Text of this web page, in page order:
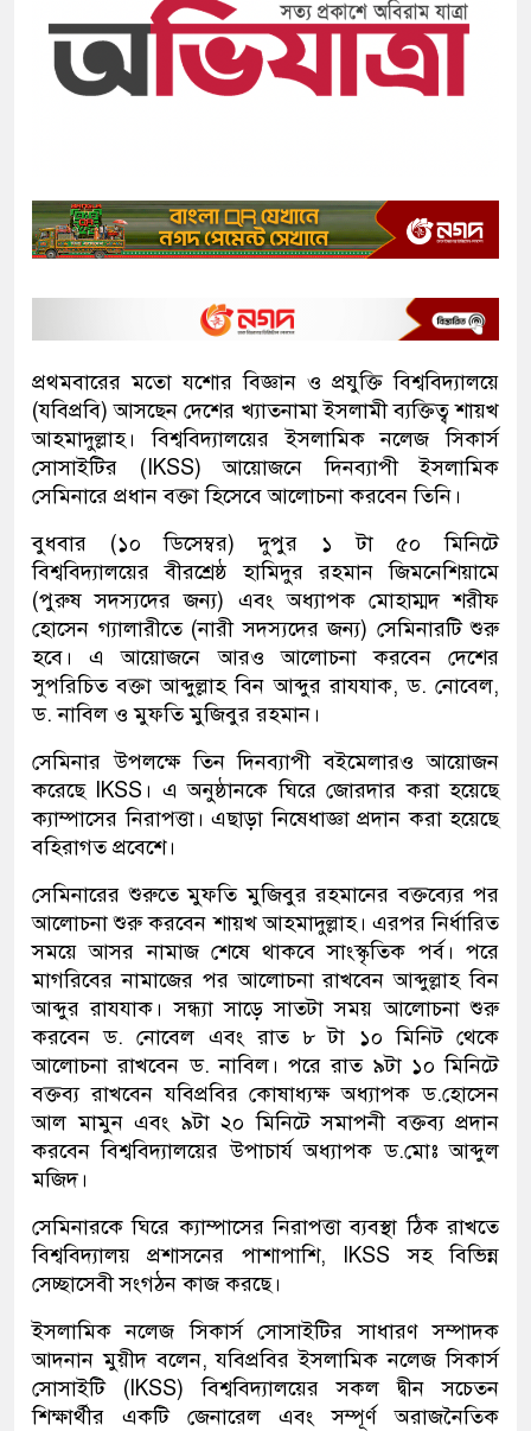
প্রথমবারের মতো যশোর বিজ্ঞান ও প্রযুক্তি বিশ্ববিদ্যালয়ে
(যবিপ্রবি) আসছেন দেশের খ্যাতনামা ইসলামী ব্যক্তিত্ব শায়খ
আহমাদুল্লাহ। বিশ্ববিদ্যালয়ের ইসলামিক নলেজ সিকার্স
সোসাইটির (IKSS) আয়োজনে দিনব্যাপী ইসলামিক
সেমিনারে প্রধান বক্তা হিসেবে আলোচনা করবেন তিনি।
বুধবার (১০ ডিসেম্বর) দুপুর ১ টা ৫০ মিনিটে
বিশ্ববিদ্যালয়ের বীরশ্রেষ্ঠ হামিদুর রহমান জিমনেশিয়ামে
(পুরুষ সদস্যদের জন্য) এবং অধ্যাপক মোহাম্মদ শরীফ
হোসেন গ্যালারীতে (নারী সদস্যদের জন্য) সেমিনারটি শুরু
হবে। এ আয়োজনে আরও আলোচনা করবেন দেশের
সুপরিচিত বক্তা আব্দুল্লাহ বিন আব্দুর রাযযাক, ড. নোবেল,
ড. নাবিল ও মুফতি মুজিবুর রহমান।
সেমিনার উপলক্ষে তিন দিনব্যাপী বইমেলারও আয়োজন
করেছে IKSS। এ অনুষ্ঠানকে ঘিরে জোরদার করা হয়েছে
ক্যাম্পাসের নিরাপত্তা। এছাড়া নিষেধাজ্ঞা প্রদান করা হয়েছে
বহিরাগত প্রবেশে।
সেমিনারের শুরুতে মুফতি মুজিবুর রহমানের বক্তব্যের পর
আলোচনা শুরু করবেন শায়খ আহমাদুল্লাহ। এরপর নির্ধারিত
সময়ে আসর নামাজ শেষে থাকবে সাংস্কৃতিক পর্ব। পরে
মাগরিবের নামাজের পর আলোচনা রাখবেন আব্দুল্লাহ বিন
আব্দুর রাযযাক। সন্ধ্যা সাড়ে সাতটা সময় আলোচনা শুরু
করবেন ড. নোবেল এবং রাত ৮ টা ১০ মিনিট থেকে
আলোচনা রাখবেন ড. নাবিল। পরে রাত ৯টা ১০ মিনিটে
বক্তব্য রাখবেন যবিপ্রবির কোষাধ্যক্ষ অধ্যাপক ড.হোসেন
আল মামুন এবং ৯টা ২০ মিনিটে সমাপনী বক্তব্য প্রদান
করবেন বিশ্ববিদ্যালয়ের উপাচার্য অধ্যাপক ড.মোঃ আব্দুল
মজিদ।
সেমিনারকে ঘিরে ক্যাম্পাসের নিরাপত্তা ব্যবস্থা ঠিক রাখতে
বিশ্ববিদ্যালয় প্রশাসনের পাশাপাশি, IKSS সহ বিভিন্ন
সেচ্ছাসেবী সংগঠন কাজ করছে।
ইসলামিক নলেজ সিকার্স সোসাইটির সাধারণ সম্পাদক
আদনান মুয়ীদ বলেন, যবিপ্রবির ইসলামিক নলেজ সিকার্স
সোসাইটি (lKSS) বিশ্ববিদ্যালয়ের সকল দ্বীন সচেতন
শিক্ষার্থীর একটি জেনারেল এবং সম্পূর্ণ অরাজনৈতিক